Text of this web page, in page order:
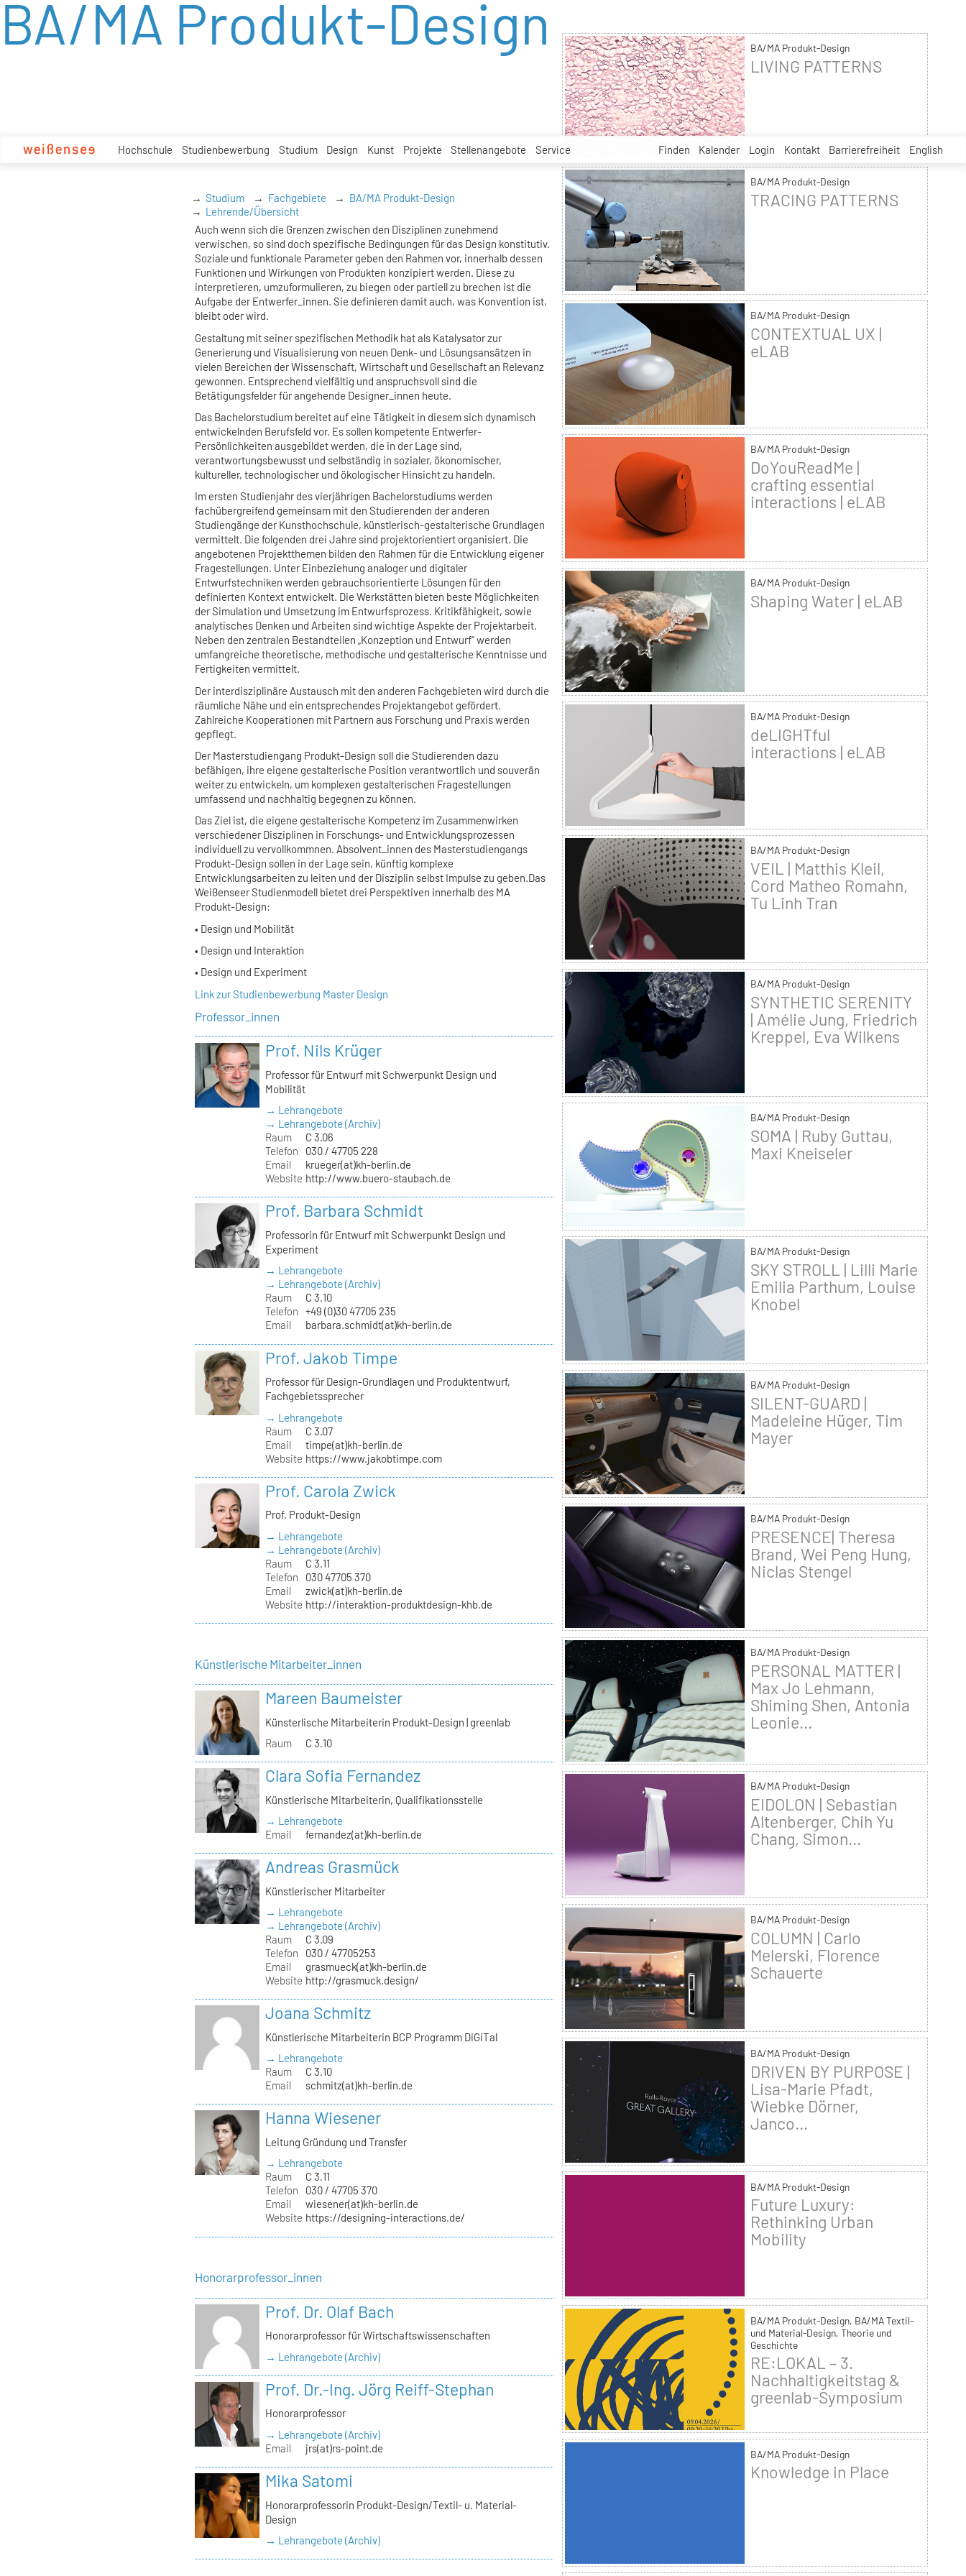
zum
Inhalt
Hochschule Studienbewerbung Studium Design Kunst Projekte Stellenangebote Service Finden Kalender Login Kontakt Barrierefreiheit English
BA/MA Produkt-Design
Studium Fachgebiete
BA/MA Produkt-Design
Lehrende/Übersicht
Auch wenn sich die Grenzen zwischen den Disziplinen zunehmend
verwischen, so sind doch spezifische Bedingungen für das Design konstitutiv.
Soziale und funktionale Parameter geben den Rahmen vor, innerhalb dessen
Funktionen und Wirkungen von Produkten konzipiert werden. Diese zu
interpretieren, umzuformulieren, zu biegen oder partiell zu brechen ist die
Aufgabe der Entwerfer_innen. Sie definieren damit auch, was Konvention ist,
bleibt oder wird.
Gestaltung mit seiner spezifischen Methodik hat als Katalysator zur
Generierung und Visualisierung von neuen Denk- und Lösungsansätzen in
vielen Bereichen der Wissenschaft, Wirtschaft und Gesellschaft an Relevanz
gewonnen. Entsprechend vielfältig und anspruchsvoll sind die
Betätigungsfelder für angehende Designer_innen heute.
Das Bachelorstudium bereitet auf eine Tätigkeit in diesem sich dynamisch
entwickelnden Berufsfeld vor. Es sollen kompetente Entwerfer-
Persönlichkeiten ausgebildet werden, die in der Lage sind,
verantwortungsbewusst und selbständig in sozialer, ökonomischer,
kultureller, technologischer und ökologischer Hinsicht zu handeln.
Im ersten Studienjahr des vierjährigen Bachelorstudiums werden
fachübergreifend gemeinsam mit den Studierenden der anderen
Studiengänge der Kunsthochschule, künstlerisch-gestalterische Grundlagen
vermittelt. Die folgenden drei Jahre sind projektorientiert organisiert. Die
angebotenen Projektthemen bilden den Rahmen für die Entwicklung eigener
Fragestellungen. Unter Einbeziehung analoger und digitaler
Entwurfstechniken werden gebrauchsorientierte Lösungen für den
definierten Kontext entwickelt. Die Werkstätten bieten beste Möglichkeiten
der Simulation und Umsetzung im Entwurfsprozess. Kritikfähigkeit, sowie
analytisches Denken und Arbeiten sind wichtige Aspekte der Projektarbeit.
Neben den zentralen Bestandteilen „Konzeption und Entwurf“ werden
umfangreiche theoretische, methodische und gestalterische Kenntnisse und
Fertigkeiten vermittelt.
Der interdisziplinäre Austausch mit den anderen Fachgebieten wird durch die
räumliche Nähe und ein entsprechendes Projektangebot gefördert.
Zahlreiche Kooperationen mit Partnern aus Forschung und Praxis werden
gepflegt.
Der Masterstudiengang Produkt-Design soll die Studierenden dazu
befähigen, ihre eigene gestalterische Position verantwortlich und souverän
weiter zu entwickeln, um komplexen gestalterischen Fragestellungen
umfassend und nachhaltig begegnen zu können.
Das Ziel ist, die eigene gestalterische Kompetenz im Zusammenwirken
verschiedener Disziplinen in Forschungs- und Entwicklungsprozessen
individuell zu vervollkommnen. Absolvent_innen des Masterstudiengangs
Produkt-Design sollen in der Lage sein, künftig komplexe
Entwicklungsarbeiten zu leiten und der Disziplin selbst Impulse zu geben.Das
Weißenseer Studienmodell bietet drei Perspektiven innerhalb des MA
Produkt-Design:
• Design und Mobilität
• Design und Interaktion
• Design und Experiment
Link zur Studienbewerbung Master Design
Professor_innen
Prof. Nils Krüger
Professor für Entwurf mit Schwerpunkt Design und
Mobilität
→ Lehrangebote
→ Lehrangebote (Archiv)
Raum
C 3.06
Telefon
030 / 47705 228
Email
krueger(at)kh-berlin.de
Website http://www.buero-staubach.de
Prof. Barbara Schmidt
Professorin für Entwurf mit Schwerpunkt Design und
Experiment
→ Lehrangebote
→ Lehrangebote (Archiv)
Raum
C 3.10
Telefon
+49 (0)30 47705 235
Email
barbara.schmidt(at)kh-berlin.de
Prof. Jakob Timpe
Professor für Design-Grundlagen und Produktentwurf,
Fachgebietssprecher
→ Lehrangebote
Raum
C 3.07
Email
timpe(at)kh-berlin.de
Website https://www.jakobtimpe.com
Prof. Carola Zwick
Prof. Produkt-Design
→ Lehrangebote
→ Lehrangebote (Archiv)
Raum
C 3.11
Telefon
030 47705 370
Email
zwick(at)kh-berlin.de
Website http://interaktion-produktdesign-khb.de
Künstlerische Mitarbeiter_innen
Mareen Baumeister
Künsterlische Mitarbeiterin Produkt-Design | greenlab
Raum
C 3.10
Clara Sofia Fernandez
Künstlerische Mitarbeiterin, Qualifikationsstelle
→ Lehrangebote
Email
fernandez(at)kh-berlin.de
Andreas Grasmück
Künstlerischer Mitarbeiter
→ Lehrangebote
→ Lehrangebote (Archiv)
Raum
C 3.09
Telefon
030 / 47705253
Email
grasmueck(at)kh-berlin.de
Website http://grasmuck.design/
Joana Schmitz
Künstlerische Mitarbeiterin BCP Programm DiGiTal
→ Lehrangebote
Raum
C 3.10
Email
schmitz(at)kh-berlin.de
Hanna Wiesener
Leitung Gründung und Transfer
→ Lehrangebote
Raum
C 3.11
Telefon
030 / 47705 370
Email
wiesener(at)kh-berlin.de
Website https://designing-interactions.de/
Honorarprofessor_innen
Prof. Dr. Olaf Bach
Honorarprofessor für Wirtschaftswissenschaften
→ Lehrangebote (Archiv)
Prof. Dr.-Ing. Jörg Reiff-Stephan
Honorarprofessor
→ Lehrangebote (Archiv)
Email
jrs(at)rs-point.de
Mika Satomi
Honorarprofessorin Produkt-Design/Textil- u. Material-
Design
→ Lehrangebote (Archiv)
BA/MA Produkt-Design
LIVING PATTERNS
BA/MA Produkt-Design
TRACING PATTERNS
BA/MA Produkt-Design
CONTEXTUAL UX |
eLAB
BA/MA Produkt-Design
DoYouReadMe |
crafting essential
interactions | eLAB
BA/MA Produkt-Design
Shaping Water | eLAB
BA/MA Produkt-Design
deLIGHTful
interactions | eLAB
BA/MA Produkt-Design
VEIL | Matthis Kleil,
Cord Matheo Romahn,
Tu Linh Tran
BA/MA Produkt-Design
SYNTHETIC SERENITY
| Amélie Jung, Friedrich
Kreppel, Eva Wilkens
BA/MA Produkt-Design
SOMA | Ruby Guttau,
Maxi Kneiseler
BA/MA Produkt-Design
SKY STROLL | Lilli Marie
Emilia Parthum, Louise
Knobel
BA/MA Produkt-Design
SILENT-GUARD |
Madeleine Hüger, Tim
Mayer
BA/MA Produkt-Design
PRESENCE| Theresa
Brand, Wei Peng Hung,
Niclas Stengel
BA/MA Produkt-Design
PERSONAL MATTER |
Max Jo Lehmann,
Shiming Shen, Antonia
Leonie...
BA/MA Produkt-Design
EIDOLON | Sebastian
Altenberger, Chih Yu
Chang, Simon...
BA/MA Produkt-Design
COLUMN | Carlo
Melerski, Florence
Schauerte
BA/MA Produkt-Design
DRIVEN BY PURPOSE |
Lisa-Marie Pfadt,
Wiebke Dörner,
Janco...
BA/MA Produkt-Design
Future Luxury:
Rethinking Urban
Mobility
BA/MA Produkt-Design, BA/MA Textil-
und Material-Design, Theorie und
Geschichte
RE:LOKAL – 3.
Nachhaltigkeitstag &
greenlab-Symposium
BA/MA Produkt-Design
Knowledge in Place